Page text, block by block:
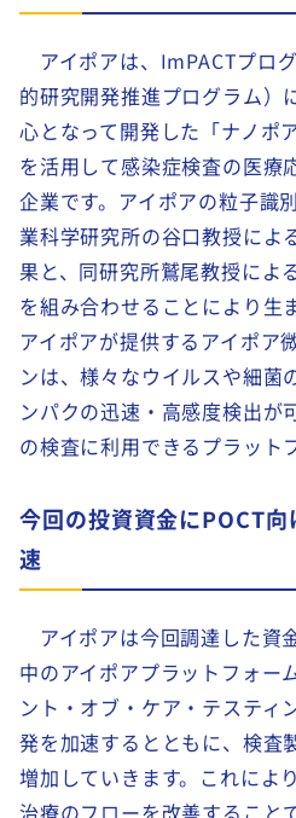
アイポアは、ImPACTプロ
的研究開発推進プログラム）
心となって開発した「ナノポ
を活用して感染症検査の医療
企業です。アイポアの粒子識
業科学研究所の谷口教授によ
果と、同研究所鷲尾教授によ
を組み合わせることにより生
アイポアが提供するアイポア
ンは、様々なウイルスや細菌
ンパクの迅速・高感度検出が
の検査に利用できるプラット
今回の投資資金にPOCT
速
アイポアは今回調達した資
中のアイポアプラットフォー
ント・オブ・ケア・テスティ
発を加速するとともに、検査
増加していきます。これによ
治療のフローを改善すること